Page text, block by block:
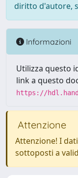
diritto d'autore,
Informazioni
Utilizza questo
link a questo
https://
Attenzione
Attenzione! I
sottoposti a